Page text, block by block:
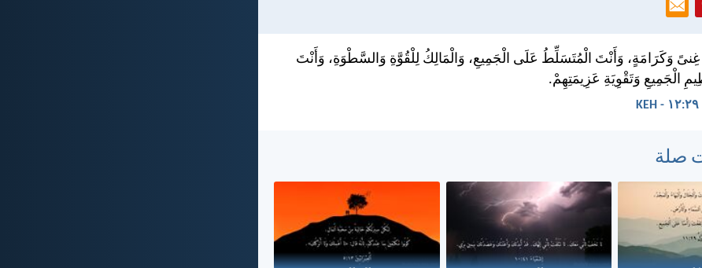
وَكَرَامَةٍ، وَأَنْتَ الْمُتَسَلِّطُ عَلَى الْجَمِيعِ، وَالْمَالِكُ لِلْقُوَّةِ وَالسَّطْوَةِ، وَأَنْتَ
الْجَمِيعِ وَتَقْوِيَةِ عَزِيمَتِهِمْ.
صلة